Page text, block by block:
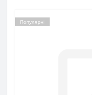
Популярні